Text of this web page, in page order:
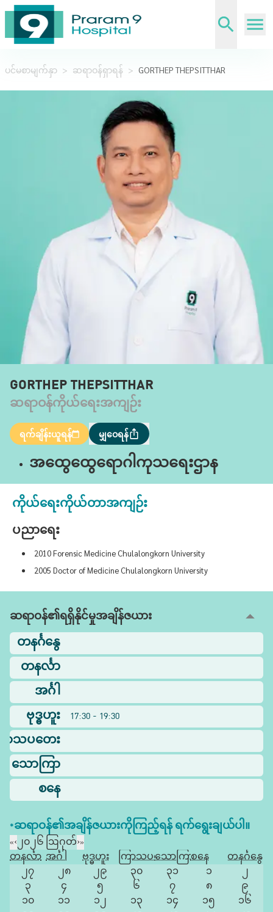
ပင်မစာမျက်နှာ > ဆရာဝန်ရှာရန် > GORTHEP THEPSITTHAR
GORTHEP THEPSITTHAR
ဆရာဝန်ကိုယ်ရေးအကျဉ်း
ရက်ချိန်းယူရန် မျှဝေရန်
အထွေထွေရောဂါကုသရေးဌာန
ကိုယ်ရေးကိုယ်တာအကျဉ်း
ပညာရေး
2010 Forensic Medicine Chulalongkorn University
2005 Doctor of Medicine Chulalongkorn University
ဆရာဝန်၏ရရှိနိုင်မှုအချိန်ဇယား
တနင်္ဂနွေ
တနင်္လာ
အင်္ဂါ
ဗုဒ္ဓဟူး
17:30 - 19:30
ာသပတေး
သောကြာ
စနေ
*ဆရာဝန်၏အချိန်ဇယားကိုကြည့်ရန် ရက်ရွေးချယ်ပါ။
«‹ ၂၀၂၆ ဩဂုတ်›»
တနင်္လာ အင်္ဂါ ဗုဒ္ဓဟူး ကြာသပတေးသောကြာစနေ
တနင်္ဂနွေ
၂၇
၂၈ ၂၉ ၃၀ ၃၁ ၁
၂
၃
၄ ၅ ၆ ၇ ၈
၉
၁၀
၁၁ ၁၂ ၁၃ ၁၄ ၁၅
၁၆